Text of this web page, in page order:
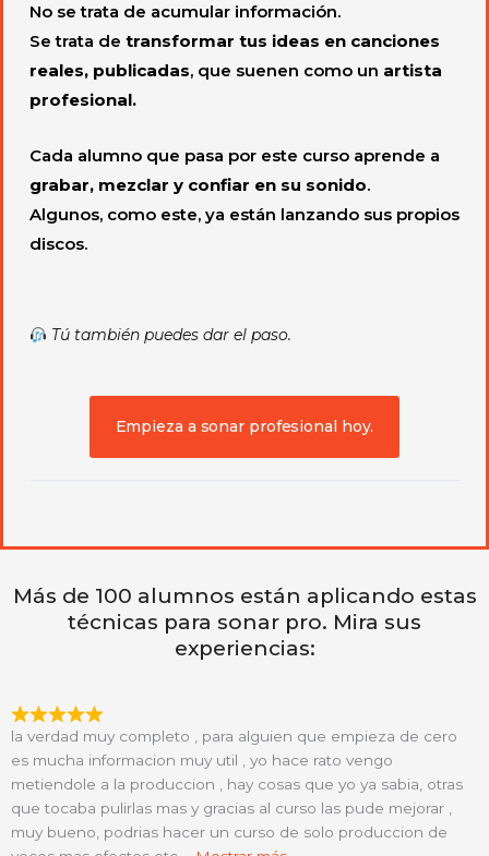
No se trata de acumular información.
Se trata de transformar tus ideas en canciones
reales, publicadas, que suenen como un artista
profesional.
Cada alumno que pasa por este curso aprende a
grabar, mezclar y confiar en su sonido.
Algunos, como este, ya están lanzando sus propios
discos.
Tú también puedes dar el paso.
Empieza a sonar profesional hoy.
Más de 100 alumnos están aplicando estas
técnicas para sonar pro. Mira sus
experiencias:
la verdad muy completo , para alguien que empieza de cero
es mucha informacion muy util , yo hace rato vengo
metiendole a la produccion , hay cosas que yo ya sabia, otras
que tocaba pulirlas mas y gracias al curso las pude mejorar ,
muy bueno, podrias hacer un curso de solo produccion de